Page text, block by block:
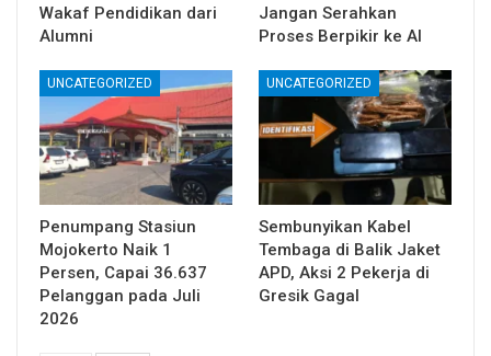
Wakaf Pendidikan dari
Alumni
Jangan Serahkan
Proses Berpikir ke AI
UNCATEGORIZED
Penumpang Stasiun
Mojokerto Naik 1
Persen, Capai 36.637
Pelanggan pada Juli
2026
UNCATEGORIZED
Sembunyikan Kabel
Tembaga di Balik Jaket
APD, Aksi 2 Pekerja di
Gresik Gagal